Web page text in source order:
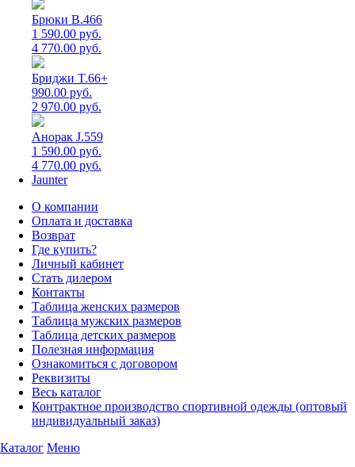
Брюки B.466
1 590.00 руб.
4 770.00 руб.
Бриджи T.66+
990.00 руб.
2 970.00 руб.
Анорак J.559
1 590.00 руб.
4 770.00 руб.
Jaunter
О компании
Оплата и доставка
Возврат
Где купить?
Личный кабинет
Стать дилером
Контакты
Таблица женских размеров
Таблица мужских размеров
Таблица детских размеров
Полезная информация
Ознакомиться с договором
Реквизиты
Весь каталог
Контрактное производство спортивной одежды (оптовый
индивидуальный заказ)
Каталог Меню